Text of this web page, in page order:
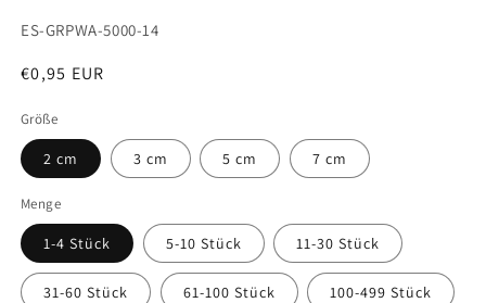
SKU:
ES-GRPWA-5000-14
Normaler
€0,95 EUR
Größe
2 cm 3 cm 5 cm 7 cm
Menge
1-4 Stück 5-10 Stück 11-30 Stück
31-60 Stück 61-100 Stück 100-499 Stück